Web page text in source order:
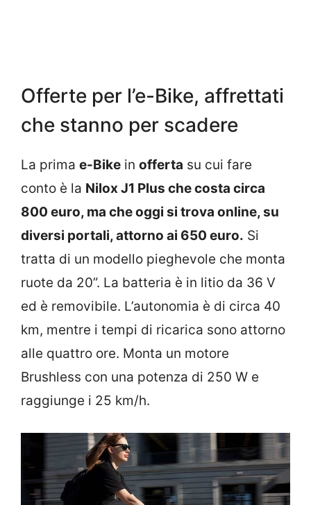
Offerte per l’e-Bike, affrettati
che stanno per scadere
La prima e-Bike in offerta su cui fare
conto è la Nilox J1 Plus che costa circa
800 euro, ma che oggi si trova online, su
diversi portali, attorno ai 650 euro. Si
tratta di un modello pieghevole che monta
ruote da 20”. La batteria è in litio da 36 V
ed è removibile. L’autonomia è di circa 40
km, mentre i tempi di ricarica sono attorno
alle quattro ore. Monta un motore
Brushless con una potenza di 250 W e
raggiunge i 25 km/h.